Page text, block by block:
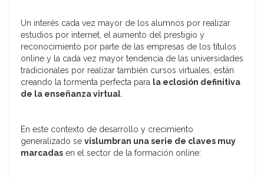
Un interés cada vez mayor de los alumnos por realizar
estudios por internet, el aumento del prestigio y
reconocimiento por parte de las empresas de los títulos
online y la cada vez mayor tendencia de las universidades
tradicionales por realizar también cursos virtuales, están
creando la tormenta perfecta para la eclosión definitiva
de la enseñanza virtual
En este contexto de desarrollo y crecimiento
generalizado se vislumbran una serie de claves muy
marcadas en el sector de la formación online: